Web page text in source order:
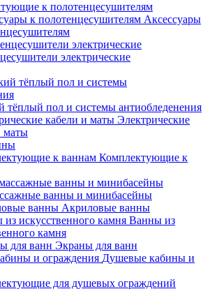
к полотенцесушителям
Аксессуары
электрические
тёплый пол и системы антиобледенения
Электрические
маты
Комплектующие к
ванны и минибасейны
Акриловые ванны
Ванны из
камня
Экраны для ванн
Душевые кабины и